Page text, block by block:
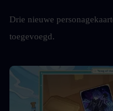
Drie nieuwe
toegevoegd.